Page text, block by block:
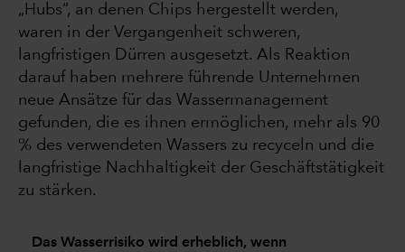
„Hubs“, an denen Chips hergestellt werden,
waren in der Vergangenheit schweren,
langfristigen Dürren ausgesetzt. Als Reaktion
darauf haben mehrere führende Unternehmen
neue Ansätze für das Wassermanagement
gefunden, die es ihnen ermöglichen, mehr als 90
% des verwendeten Wassers zu recyceln und die
langfristige Nachhaltigkeit der Geschäftstätigkeit
zu stärken.
Das Wasserrisiko wird erheblich, wenn